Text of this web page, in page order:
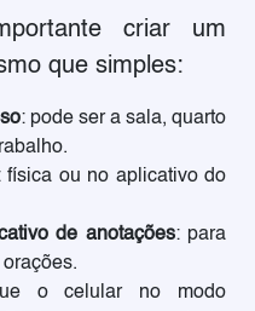
criar um
que simples:
: pode ser a sala, quarto
física ou no aplicativo do
de anotações: para
o celular no modo